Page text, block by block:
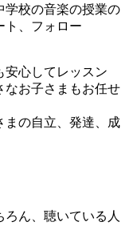
学校の音楽の授業の
ト、フォロー
心してレッスン
なお子さまもお任せ
まの自立、発達、成
ん、聴いている人